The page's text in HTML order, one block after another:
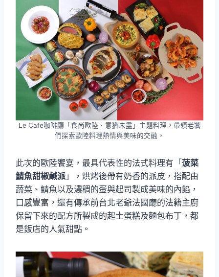
Le Cafe咖啡廳「食尚歐陸．意猶未盡」主題料理，帶領老饕
們探索歐陸料理熱情與美味的交融。
此次的歐陸饗宴，最具代表性的法式料理有「 菠菜
鯖魚甜椒鹹派」，烘烤後帶有奶香的派皮，搭配由
蔬菜、鯖魚以及濃稠的蛋與起司製成美味的內餡，
口感豐富，還有傳承前台北老爺法國廳的法籍主廚
保留下來的配方所製成的起士蛋糕及麵包布丁，都
是飯店的人氣甜點。